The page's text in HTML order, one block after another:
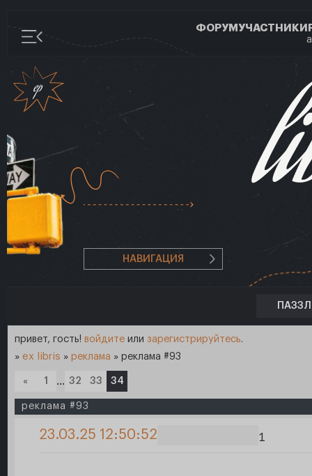
ФОРУМУЧАСТНИКИ
НАВИГАЦИЯ
привет, гость! войдите или зарегистрируйтесь.
» ex libris » реклама » реклама #93
« 1 … 32 33 34
реклама #93
1
23.03.25 12:50:52